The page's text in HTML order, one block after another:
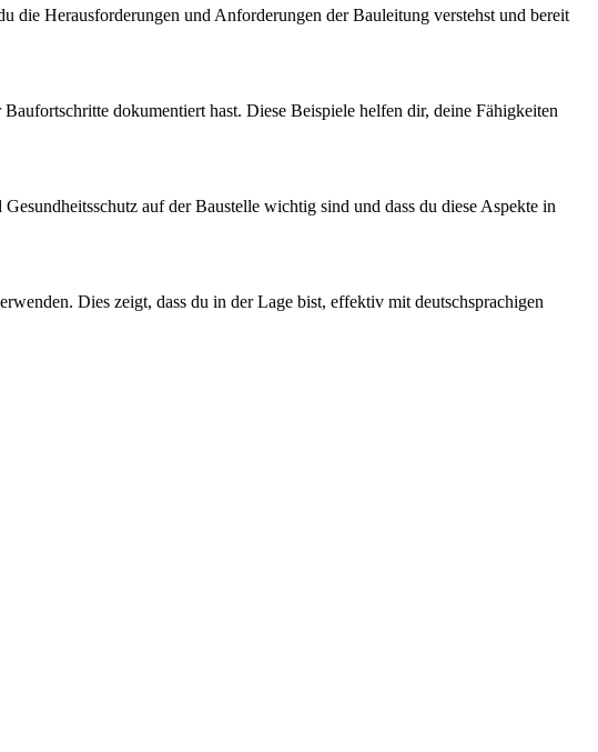
die Herausforderungen und Anforderungen der Bauleitung verstehst und bereit
dokumentiert hast. Diese Beispiele helfen dir, deine Fähigkeiten
auf der Baustelle wichtig sind und dass du diese Aspekte in
Dies zeigt, dass du in der Lage bist, effektiv mit deutschsprachigen